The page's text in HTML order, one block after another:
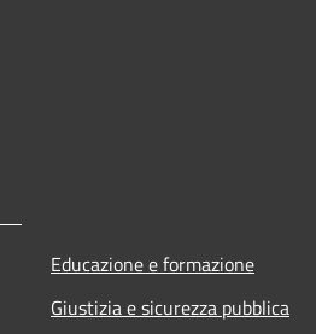
Educazione e formazione
Giustizia e sicurezza pubblica